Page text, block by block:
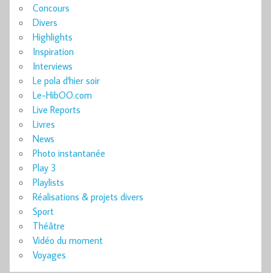
Concours
Divers
Highlights
Inspiration
Interviews
Le pola d'hier soir
Le-HibOO.com
Live Reports
Livres
News
Photo instantanée
Play 3
Playlists
Réalisations & projets divers
Sport
Théâtre
Vidéo du moment
Voyages